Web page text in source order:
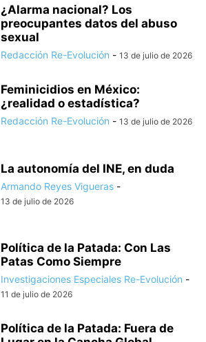
¿Alarma nacional? Los
preocupantes datos del abuso
sexual
Redacción Re-Evolución - 13 de julio de 2026
Feminicidios en México:
¿realidad o estadística?
Redacción Re-Evolución - 13 de julio de 2026
La autonomía del INE, en duda
Armando Reyes Vigueras -
13 de julio de 2026
Política de la Patada: Con Las
Patas Como Siempre
Investigaciones Especiales Re-Evolución -
11 de julio de 2026
Política de la Patada: Fuera de